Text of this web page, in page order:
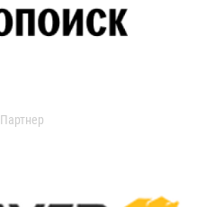
Партнер